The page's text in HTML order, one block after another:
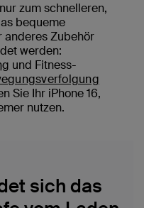
zum schnelleren,
bequeme
anderes Zubehör
werden:
und Fitness-
Sie Ihr iPhone 16,
nutzen.
sich das